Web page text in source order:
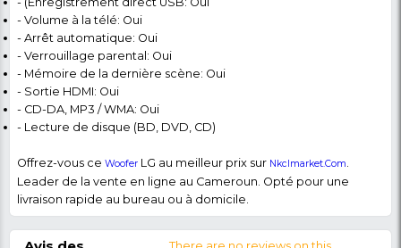
DVD hts et 06 caissons de basses Bass Blast. De plus
offre plus de divertissement en famille.
Plus de connectivité
Équipé d’un bluetooth qui vous permettra de
tablette ou smartphone afin de profiter de votre
caractéristique du home
cinéma